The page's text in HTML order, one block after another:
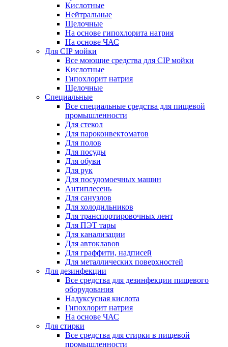
Кислотные
Нейтральные
Щелочные
На основе гипохлорита натрия
На основе ЧАС
Для CIP мойки
Все моющие средства для CIP мойки
Кислотные
Гипохлорит натрия
Щелочные
Специальные
Все специальные средства для пищевой
промышленности
Для стекол
Для пароконвектоматов
Для полов
Для посуды
Для обуви
Для рук
Для посудомоечных машин
Антиплесень
Для санузлов
Для холодильников
Для транспортировочных лент
Для ПЭТ тары
Для канализации
Для автоклавов
Для граффити, надписей
Для металлических поверхностей
Для дезинфекции
Все средства для дезинфекции пищевого
оборудования
Надуксусная кислота
Гипохлорит натрия
На основе ЧАС
Для стирки
Все средства для стирки в пищевой
промышленности